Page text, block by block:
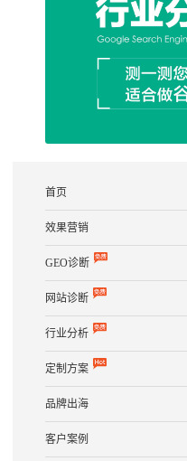
首页
效果营销
GEO诊断
网站诊断
行业分析
定制方案
品牌出海
客户案例